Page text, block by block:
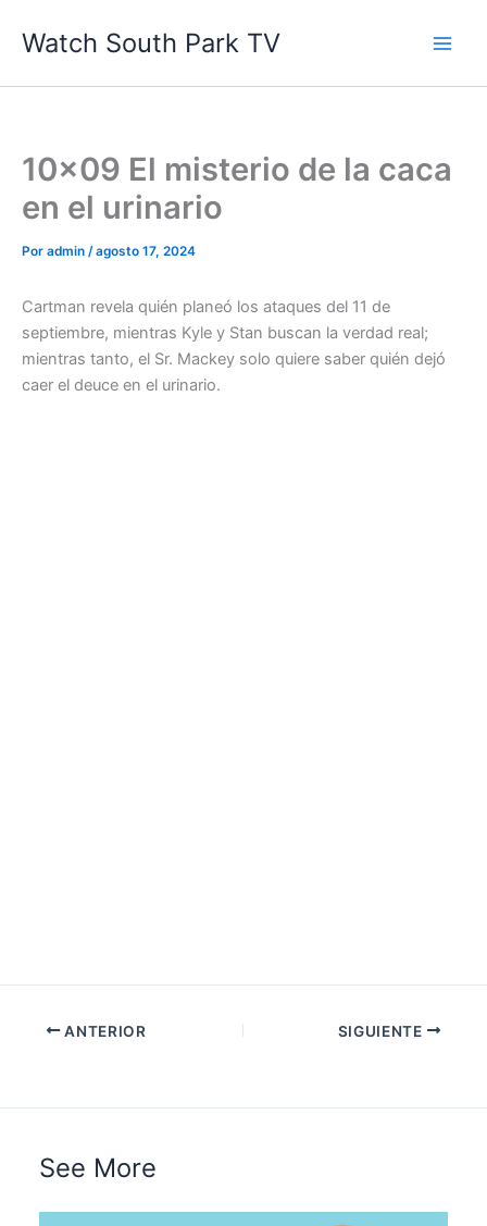
Watch South Park TV
10×09 El misterio de la caca
en el urinario
Por admin /agosto 17, 2024
Cartman revela quién planeó los ataques del 11 de
septiembre, mientras Kyle y Stan buscan la verdad real;
mientras tanto, el Sr. Mackey solo quiere saber quién dejó
caer el deuce en el urinario.
ANTERIOR SIGUIENTE
See More